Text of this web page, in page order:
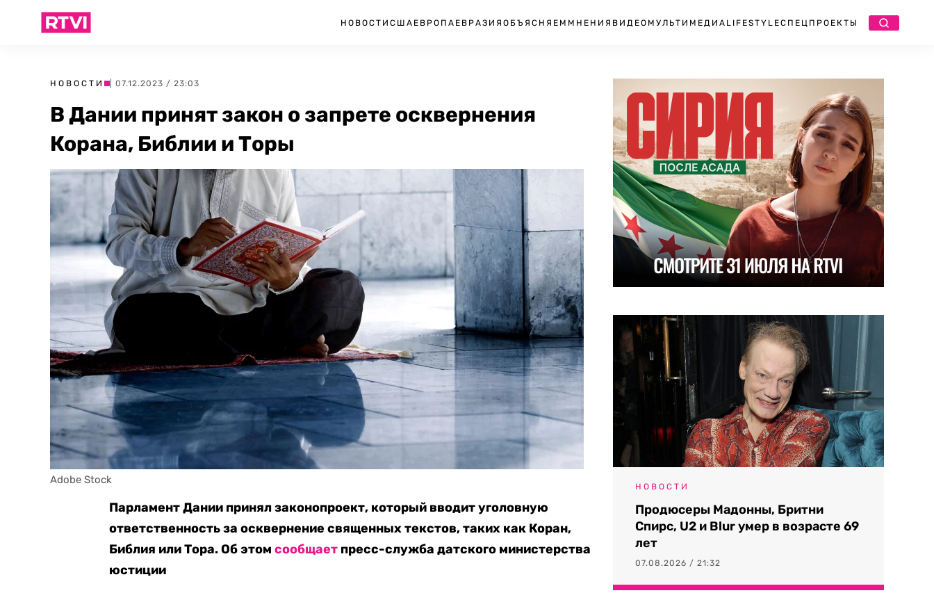
НОВОСТИ США ЕВРОПА ЕВРАЗИЯ ОБЪЯСНЯЕМ МНЕНИЯ ВИДЕО МУЛЬТИМЕДИА LIFESTYLEСПЕЦПРОЕКТЫ
НОВОСТИ | 07.12.2023 / 23:03
В Дании принят закон о запрете осквернения
Корана, Библии и Торы
Adobe Stock
Парламент Дании принял законопроект, который вводит уголовную
ответственность за осквернение священных текстов, таких как Коран,
Библия или Тора. Об этомсообщает пресс-служба датского министерства
юстиции
НОВОСТИ
Продюсеры Мадонны, Бритни
Спирс, U2 и Blur умер в возрасте 69
лет
07.08.2026 / 21:32